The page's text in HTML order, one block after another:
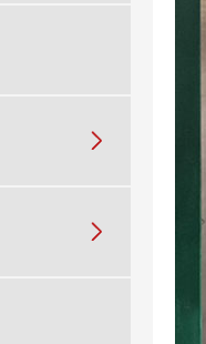

